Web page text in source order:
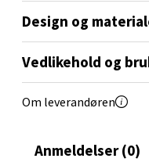
Design og
Vedlikehold og
Om leverandøren
Anmeldelser (0)
Narvik -
Åpent i dag 10-20